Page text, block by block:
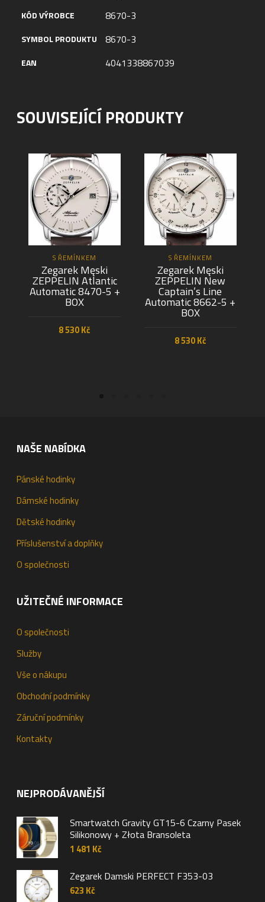
KÓD VÝROBCE 8670-3
SYMBOL PRODUKTU 8670-3
EAN 4041338867039
SOUVISEJÍCÍ PRODUKTY
S ŘEMÍNKEM
Zegarek Męski
ZEPPELIN Atlantic
Automatic 8470-5 +
BOX
8 530Kč
S ŘEMÍNKEM
Zegarek Męski
ZEPPELIN New
Captain’s Line
Automatic 8662-5 +
BOX
8 530Kč
NAŠE NABÍDKA
Pánské hodinky
Dámské hodinky
Dětské hodinky
Příslušenství a doplňky
O společnosti
UŽITEČNÉ INFORMACE
O společnosti
Služby
Vše o nákupu
Obchodní podmínky
Záruční podmínky
Kontakty
NEJPRODÁVANĚJŠÍ
Smartwatch Gravity GT15-6 Czarny Pasek
Silikonowy + Złota Bransoleta
1 481 Kč
Zegarek Damski PERFECT F353-03
623 Kč